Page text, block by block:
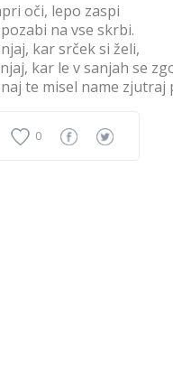
oči, lepo zaspi
na vse skrbi.
kar srček si želi,
kar le v sanjah se
te misel name zjutraj
0